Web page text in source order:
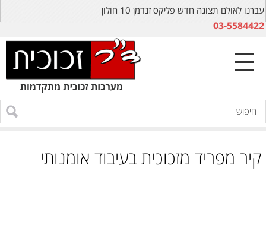
עברנו לאולם תצוגה חדש פליקס זנדמן 10 חולון
03-5584422
קיר מפריד מזכוכית בעיבוד אומנותי